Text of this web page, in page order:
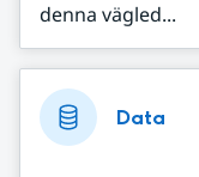
denna vägled...
Data